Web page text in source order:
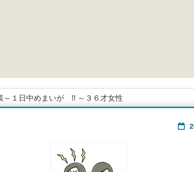
～１日中めまいが !! ～３６才女性